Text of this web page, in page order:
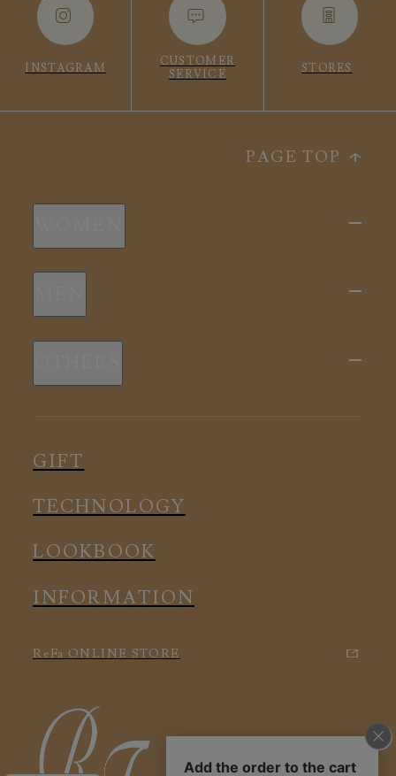
INSTAGRAM
CUSTOMER
SERVICE
STORES
PAGE TOP
新商品
スリープウェア
ルームウェア
アクセサリー
新商品
ルームウェア
アクセサリー
GIFT
TECHNOLOGY
LOOKBOOK
INFORMATION
ReFa ONLINE STORE